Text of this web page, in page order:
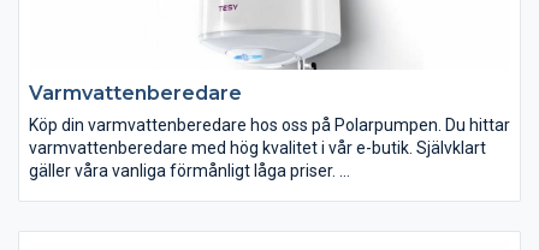
Varmvattenberedare
Köp din varmvattenberedare hos oss på Polarpumpen. Du hittar
varmvattenberedare med hög kvalitet i vår e-butik. Självklart
gäller våra vanliga förmånligt låga priser.